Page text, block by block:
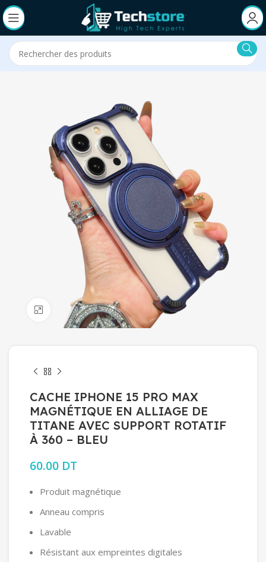
Click to enlarge
CACHE IPHONE 15 PRO MAX
MAGNÉTIQUE EN ALLIAGE DE
TITANE AVEC SUPPORT ROTATIF
À 360 – BLEU
60.00 DT
Produit magnétique
Anneau compris
Lavable
Résistant aux empreintes digitales